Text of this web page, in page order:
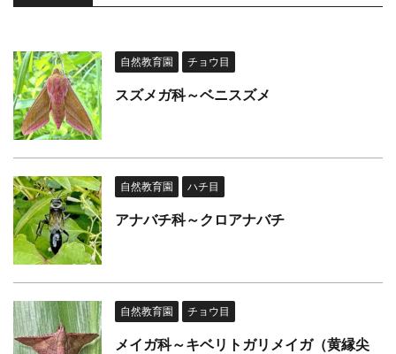
自然教育園 チョウ目
スズメガ科～ベニスズメ
自然教育園 ハチ目
アナバチ科～クロアナバチ
自然教育園 チョウ目
メイガ科～キベリトガリメイガ（黄縁尖